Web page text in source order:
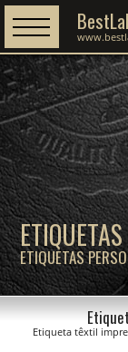
ETIQUETAS
Etiqueta têxtil